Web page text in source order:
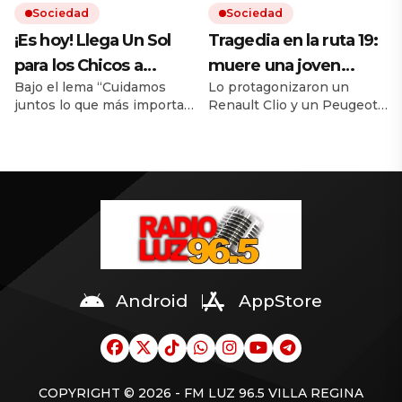
entender sus teorías.
Sociedad
¡Es hoy! Llega Un Sol
para los Chicos a
beneficio de UNICEF
Argentina
Bajo el lema “Cuidamos
juntos lo que más importa”,
desarrolla para brindar
y protección a las niñas y
niños en situación de
vulnerabilidad en Argentina
Sociedad
Tragedia en la ruta 19:
muere una joven
bombera voluntaria,
tras un violento
Lo protagonizaron un
Renault Clio y un Peugeot
joven fue llevada al hospital
Ocurrió durante la
madrugada de este viernes
en la zona de barrio
Palmar, frente al Mercado
principal hipótesis de […]
Android AppStore
COPYRIGHT © 2026 - FM LUZ 96.5 VILLA REGINA